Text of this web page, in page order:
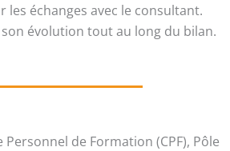
échanges avec le consultant.
évolution tout au long du bilan.
de Formation (CPF), Pôle